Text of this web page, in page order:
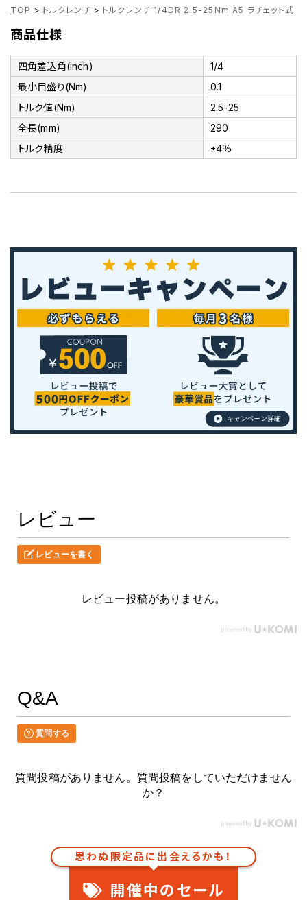
TOP > トルクレンチ > トルクレンチ 1/4DR 2.5-25Nm A5 ラチェット式
商品仕様
四角差込角(inch)
1/4
最小目盛り(Nm)
0.1
トルク値(Nm)
2.5-25
全長(mm)
290
トルク精度
±4％
レビュー
レビューを書く
レビュー投稿がありません。
Q&A
質問する
質問投稿がありません。質問投稿をしていただけません
か？
思わぬ限定品に出会えるかも！
開催中のセール